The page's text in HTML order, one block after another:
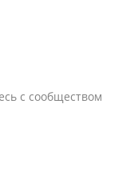
с сообществом